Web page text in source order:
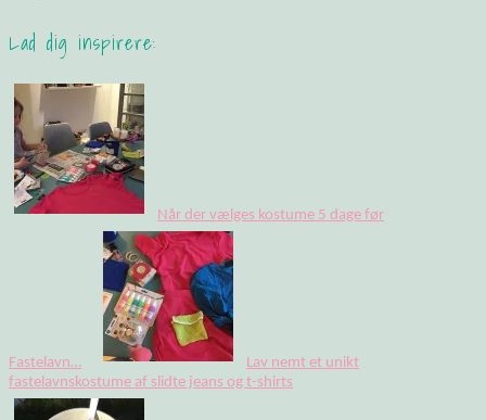
Lad dig inspirere:
Når der vælges kostume 5 dage før
Fastelavn…
Lav nemt et unikt
fastelavnskostume af slidte jeans og t-shirts